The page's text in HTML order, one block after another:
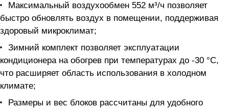
Максимальный воздухообмен 552 м³/ч позволяет
быстро обновлять воздух в помещении, поддерживая
здоровый микроклимат;
Зимний комплект позволяет эксплуатации
кондиционера на обогрев при температурах до -30 °C,
что расширяет область использования в холодном
климате;
Размеры и вес блоков рассчитаны для удобного